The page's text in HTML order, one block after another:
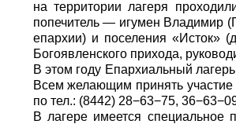
на территории лагеря
попечитель — игумен Владимир
епархии) и поселения «Исток»
Богоявленского прихода,
В этом году Епархиальный
Всем желающим принять
по тел.: (8442) 28−63−75,
В лагере имеется специальное